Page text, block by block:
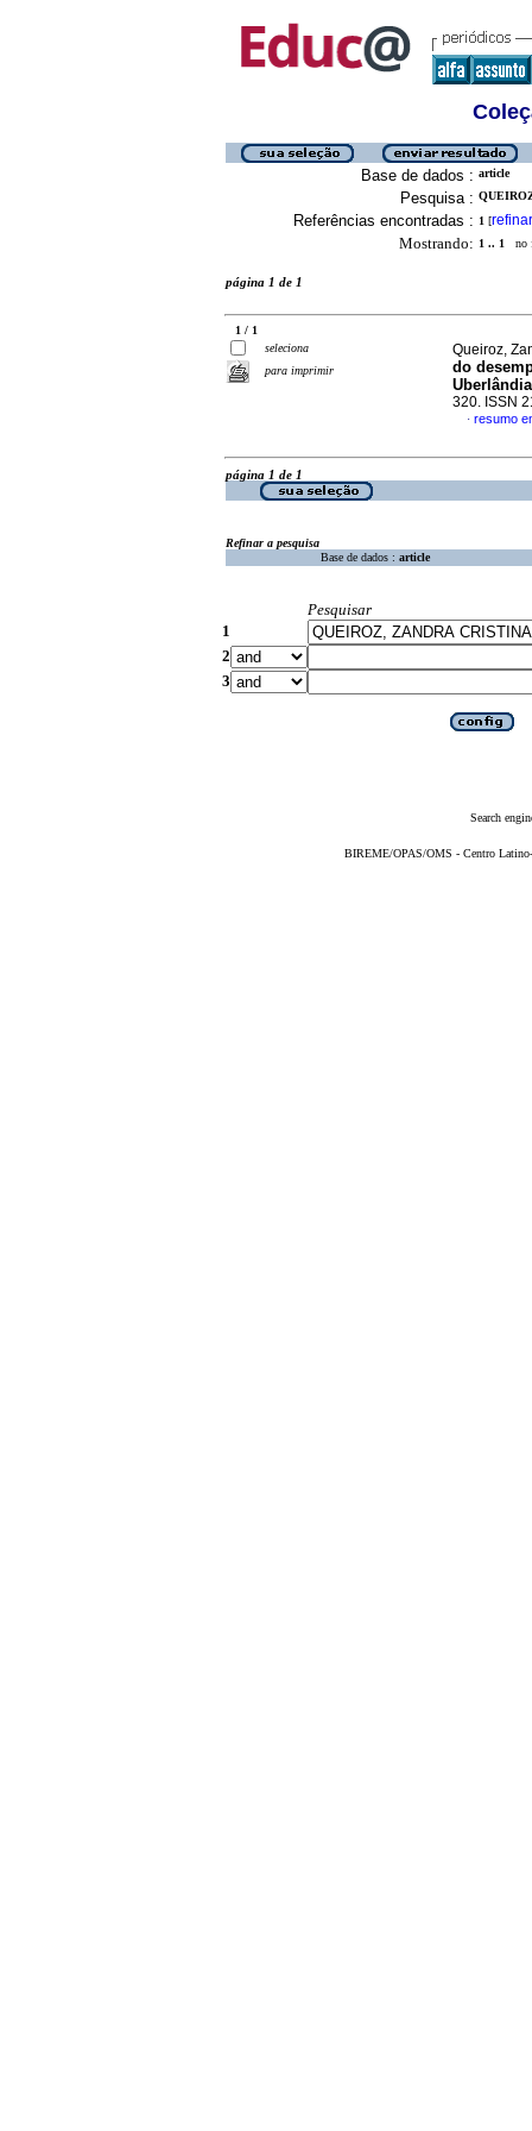
Base de dados : article
Pesquisa :
Referências encontradas : 1 [refinar
Mostrando: 1 .. 1 no
página 1 de 1
1 / 1
seleciona
para imprimir
Queiroz,
do
Uberlândia
320. ISSN
· resumo
página 1 de 1
Refinar a pesquisa
Base de dados : article
Pesquisar
1
2
3
Search
BIREME/OPAS/OMS - Centro Latino-